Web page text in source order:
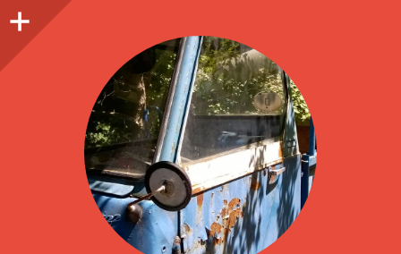
O
p
e
n
i
d
e
b
a
Seitenleiste